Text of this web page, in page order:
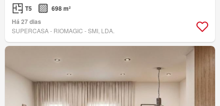
T5
698 m²
Há 27 dias
SUPERCASA - RIOMAGIC - SMI, LDA.